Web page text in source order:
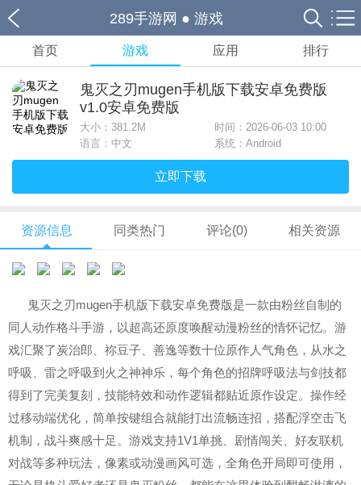
289手游网 ● 游戏
首页 游戏 应用 排行
鬼灭之刃mugen手机版下载安卓免费版
v1.0安卓免费版
大小： 381.2M
时间：2026-06-03 10:00
语言：中文
系统：Android
立即下载
资源信息 同类热门 评论(0) 相关资源
鬼灭之刃mugen手机版下载安卓免费版是一款由粉丝自制的
同人动作格斗手游，以超高还原度唤醒动漫粉丝的情怀记忆。游
戏汇聚了炭治郎、祢豆子、善逸等数十位原作人气角色，从水之
呼吸、雷之呼吸到火之神神乐，每个角色的招牌呼吸法与剑技都
得到了完美复刻，技能特效和动作逻辑都贴近原作设定。操作经
过移动端优化，简单按键组合就能打出流畅连招，搭配浮空击飞
机制，战斗爽感十足。游戏支持1V1单挑、剧情闯关、好友联机
对战等多种玩法，像素或动漫画风可选，全角色开局即可使用，